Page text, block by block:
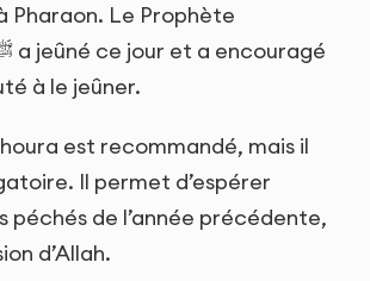
Pharaon. Le Prophète
à le jeûner.
est recommandé, mais il
Il permet d’espérer
péchés de l’année précédente,
d’Allah.